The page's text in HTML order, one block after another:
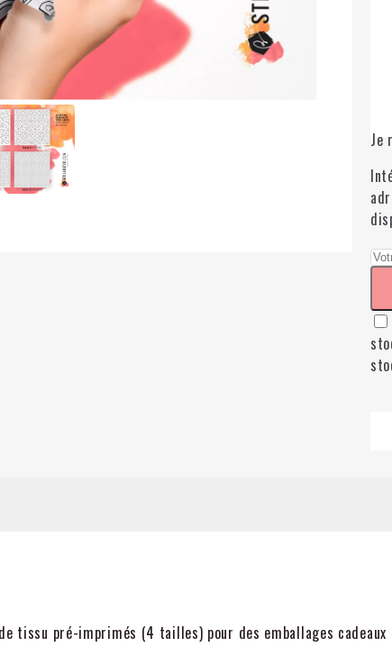
Je
tissu pré-imprimés (4 tailles) pour des emballages